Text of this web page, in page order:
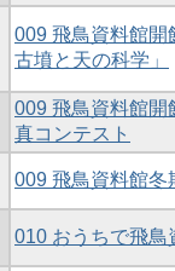
009 飛鳥資料館開
古墳と天の科学」
009 飛鳥資料館開
真コンテスト
009 飛鳥資料館冬
010 おうちで飛鳥